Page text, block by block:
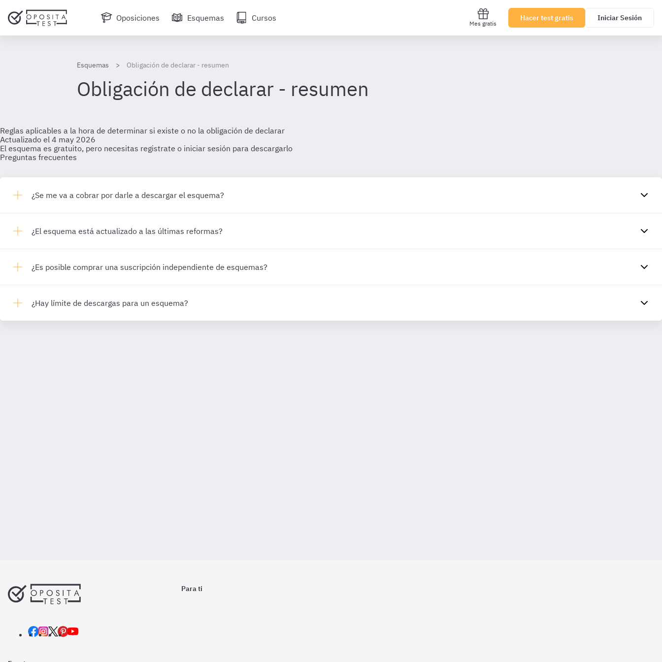
Oposiciones Esquemas Cursos
Mes gratis
Hacer test gratis Iniciar Sesión
Esquemas Obligación de declarar - resumen
Obligación de declarar - resumen
Reglas aplicables a la hora de determinar si existe o no la obligación de declarar
Actualizado el 4 may 2026
El esquema es gratuito, pero necesitas registrate o iniciar sesión para descargarlo
Preguntas frecuentes
¿Se me va a cobrar por darle a descargar el esquema?
¿El esquema está actualizado a las últimas reformas?
¿Es posible comprar una suscripción independiente de esquemas?
¿Hay límite de descargas para un esquema?
Para ti